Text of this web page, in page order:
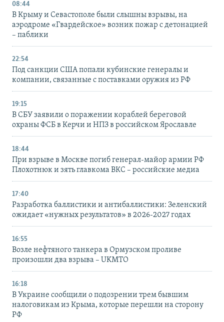
08:44
В Крыму и Севастополе были слышны взрывы, на
аэродроме «Гвардейское» возник пожар с детонацией
– паблики
22:54
Под санкции США попали кубинские генералы и
компании, связанные с поставками оружия из РФ
19:15
В СБУ заявили о поражении кораблей береговой
охраны ФСБ в Керчи и НПЗ в российском Ярославле
18:44
При взрыве в Москве погиб генерал-майор армии РФ
Плохотнюк и зять главкома ВКС – российские медиа
17:40
Разработка баллистики и антибаллистики: Зеленский
ожидает «нужных результатов» в 2026-2027 годах
16:55
Возле нефтяного танкера в Ормузском проливе
произошли два взрыва – UKMTO
16:18
В Украине сообщили о подозрении трем бывшим
налоговикам из Крыма, которые перешли на сторону
РФ